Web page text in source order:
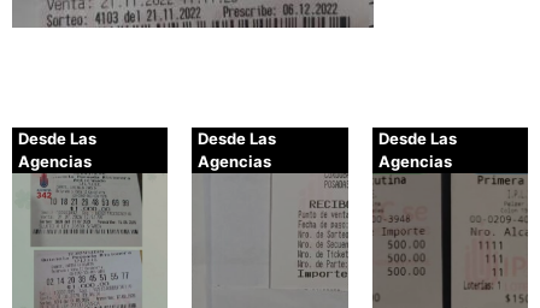
Desde Las
Agencias
Desde Las
Agencias
Desde Las
Agencias